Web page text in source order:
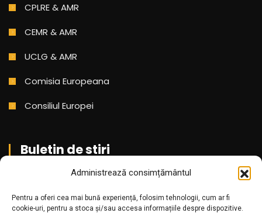
Administrează consimțământul
Pentru a oferi cea mai bună experiență, folosim tehnologii, cum ar fi
cookie-uri, pentru a stoca și/sau accesa informațiile despre dispozitive.
CPLRE & AMR
CEMR & AMR
UCLG & AMR
Comisia Europeana
Consiliul Europei
Buletin de stiri
Aboneaza-te pentru a primi cele mai noi stiri din partea
noastra!